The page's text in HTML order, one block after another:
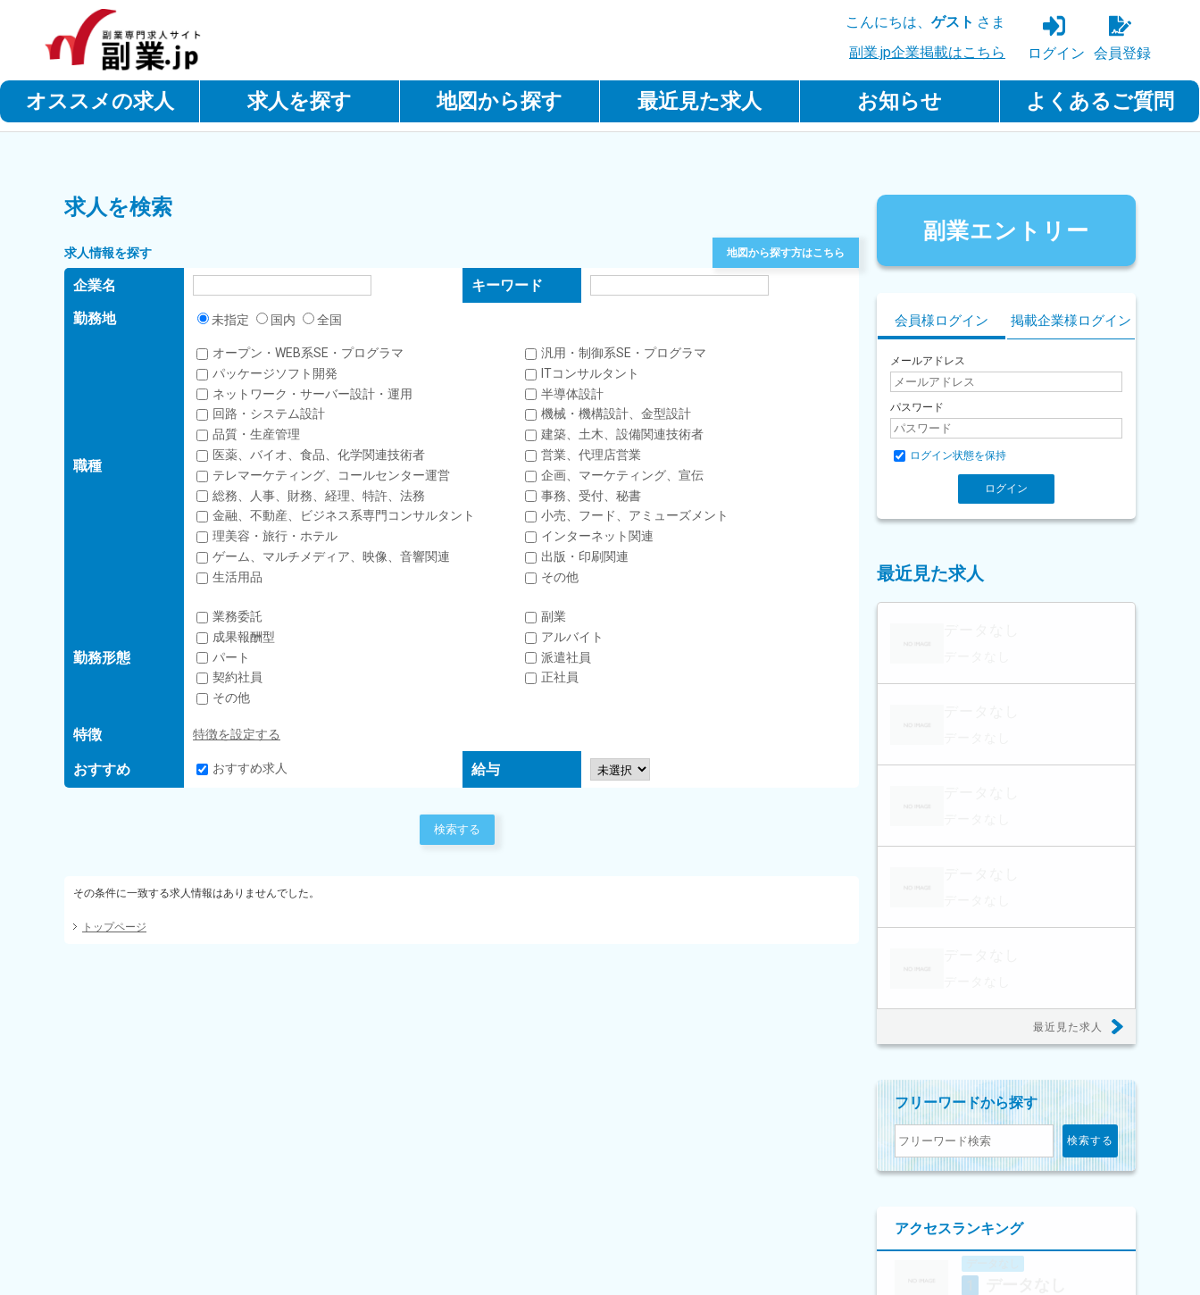
こんにちは、 ゲスト さま
副業.jp企業掲載はこちら
ログイン 会員登録
オススメの求人 求人を探す 地図から探す 最近見た求人 お知らせ よくあるご質問
求人を検索
求人情報を探す 地図から探す方はこちら
企業名
キーワード
勤務地
未指定 国内 全国
職種
オープン・WEB系SE・プログラマ
汎用・制御系SE・プログラマ
パッケージソフト開発
ITコンサルタント
ネットワーク・サーバー設計・運用
半導体設計
回路・システム設計
機械・機構設計、金型設計
品質・生産管理
建築、土木、設備関連技術者
医薬、バイオ、食品、化学関連技術者
営業、代理店営業
テレマーケティング、コールセンター運営
企画、マーケティング、宣伝
総務、人事、財務、経理、特許、法務
事務、受付、秘書
金融、不動産、ビジネス系専門コンサルタント
小売、フード、アミューズメント
理美容・旅行・ホテル
インターネット関連
ゲーム、マルチメディア、映像、音響関連
出版・印刷関連
生活用品
その他
勤務形態
業務委託
副業
成果報酬型
アルバイト
パート
派遣社員
契約社員
正社員
その他
特徴 特徴を設定する
おすすめ おすすめ求人 給与
その条件に一致する求人情報はありませんでした。
トップページ
副業エントリー
会員様ログイン 掲載企業様ログイン
メールアドレス
パスワード
ログイン状態を保持
最近見た求人
最近見た求人
フリーワードから探す
アクセスランキング